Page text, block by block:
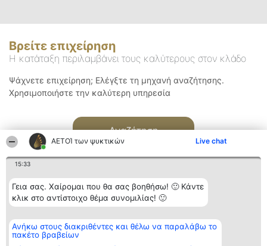
ΑΕΤΟΊ των ψυκτικών Live chat
15:33
Γεια σας. Χαίρομαι που θα σας βοηθήσω! 🙂 Κάντε
κλικ στο αντίστοιχο θέμα συνομιλίας! 🙂
Ανήκω στους διακριθέντες και θέλω να παραλάβω το
πακέτο βραβείων
Βρείτε επιχείρηση
Η κατάταξη περιλαμβάνει τους καλύτερους στον κλάδο
Ψάχνετε επιχείρηση; Ελέγξτε τη μηχανή αναζήτησης.
Χρησιμοποιήστε την καλύτερη υπηρεσία
Αναζήτηση
Διοργανωτής της
κατάταξης
BEAUTIFUL COMPANY
Κατάταξη
Διακριθέντες
των
Επικοινωνία
Επικοινωνία